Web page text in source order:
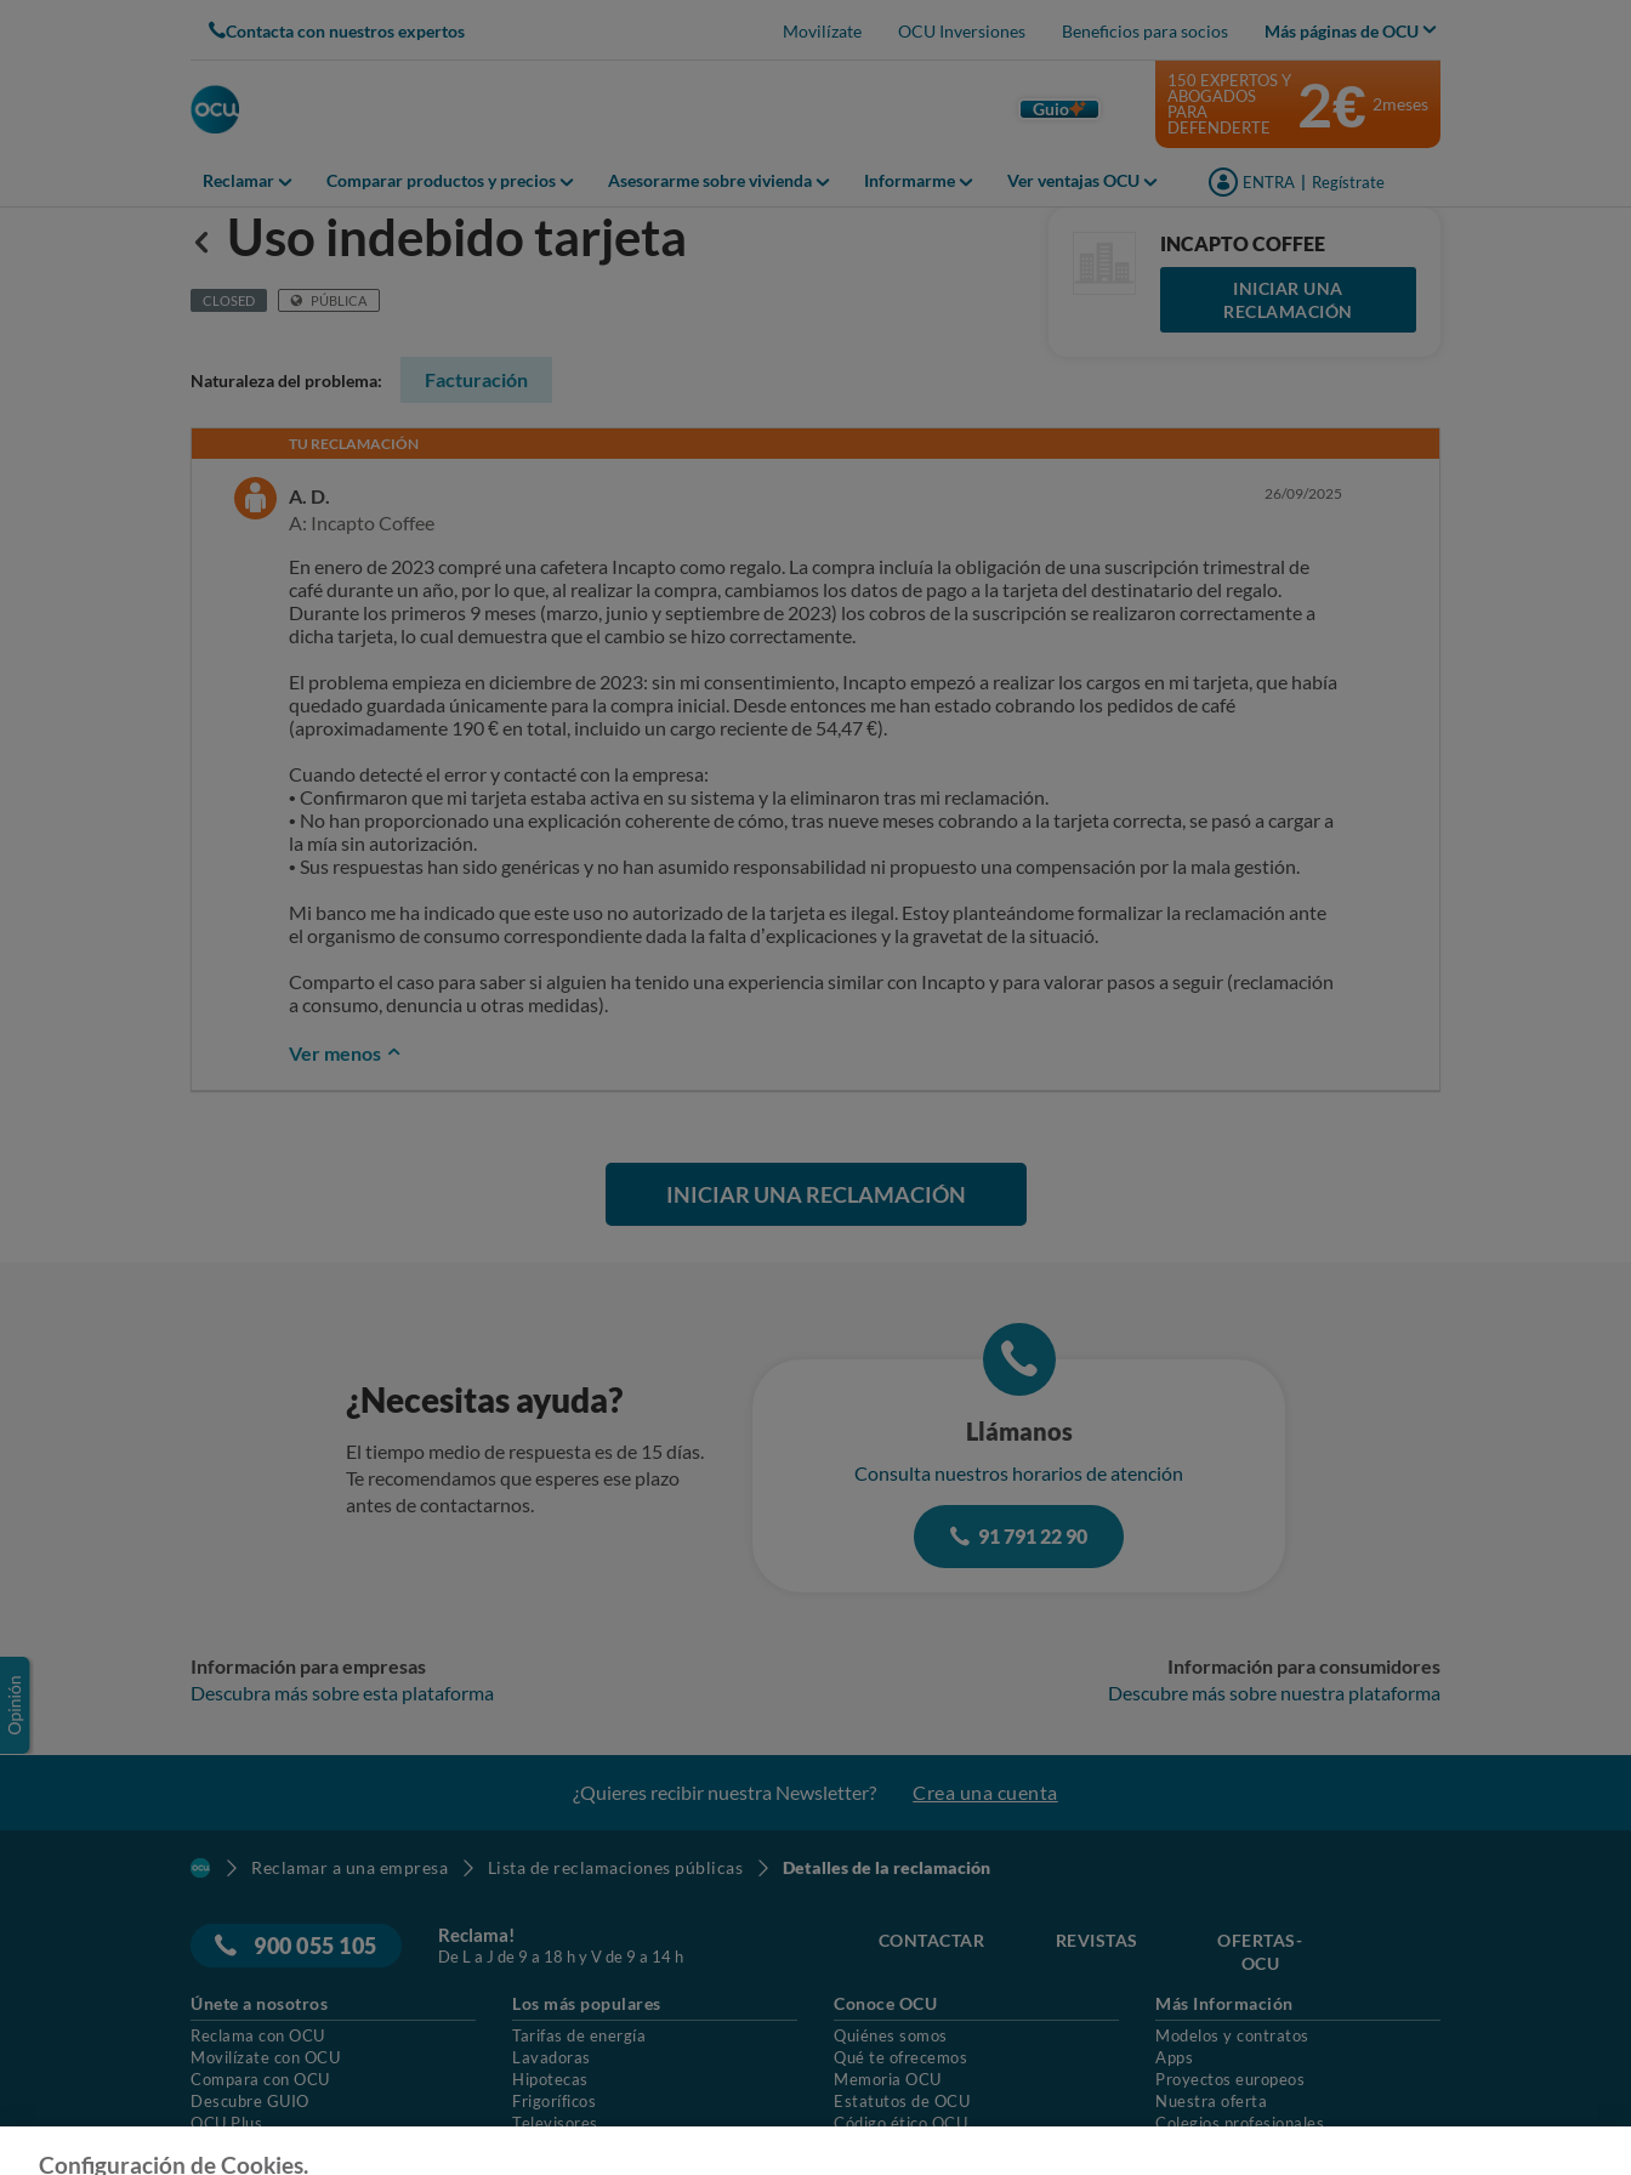
Contacta con nuestros expertos Movilízate OCU Inversiones Beneficios para socios Más páginas de OCU
Guio
Reclamar Comparar productos y precios Asesorarme sobre vivienda Informarme Ver ventajas OCU ENTRA Regístrate
150 EXPERTOS Y
ABOGADOS
PARA
DEFENDERTE
2€ 2meses
Anterior
Uso indebido tarjeta
CLOSED PÚBLICA
INCAPTO COFFEE
INICIAR UNA
RECLAMACIÓN
Naturaleza del problema: Facturación
TU RECLAMACIÓN
A. D.
A: Incapto Coffee
26/09/2025
En enero de 2023 compré una cafetera Incapto como regalo. La compra incluía la obligación de una suscripción trimestral de
café durante un año, por lo que, al realizar la compra, cambiamos los datos de pago a la tarjeta del destinatario del regalo.
Durante los primeros 9 meses (marzo, junio y septiembre de 2023) los cobros de la suscripción se realizaron correctamente a
dicha tarjeta, lo cual demuestra que el cambio se hizo correctamente.
El problema empieza en diciembre de 2023: sin mi consentimiento, Incapto empezó a realizar los cargos en mi tarjeta, que había
quedado guardada únicamente para la compra inicial. Desde entonces me han estado cobrando los pedidos de café
(aproximadamente 190 € en total, incluido un cargo reciente de 54,47 €).
Cuando detecté el error y contacté con la empresa:
• Confirmaron que mi tarjeta estaba activa en su sistema y la eliminaron tras mi reclamación.
• No han proporcionado una explicación coherente de cómo, tras nueve meses cobrando a la tarjeta correcta, se pasó a cargar a
la mía sin autorización.
• Sus respuestas han sido genéricas y no han asumido responsabilidad ni propuesto una compensación por la mala gestión.
Mi banco me ha indicado que este uso no autorizado de la tarjeta es ilegal. Estoy planteándome formalizar la reclamación ante
el organismo de consumo correspondiente dada la falta d’explicaciones y la gravetat de la situació.
Comparto el caso para saber si alguien ha tenido una experiencia similar con Incapto y para valorar pasos a seguir (reclamación
a consumo, denuncia u otras medidas).
Ver menos
INICIAR UNA RECLAMACIÓN
¿Necesitas ayuda?
El tiempo medio de respuesta es de 15 días.
Te recomendamos que esperes ese plazo
antes de contactarnos.
Llámanos
Consulta nuestros horarios de atención
91 791 22 90
Información para empresas
Descubra más sobre esta plataforma
Información para consumidores
Descubre más sobre nuestra plataforma
¿Quieres recibir nuestra Newsletter? Crea una cuenta
Reclamar a una empresa Lista de reclamaciones públicas Detalles de la reclamación
900 055 105 Reclama!
De L a J de 9 a 18 h y V de 9 a 14 h
CONTACTAR REVISTAS
OFERTAS-
OCU
Únete a nosotros
Reclama con OCU
Movilízate con OCU
Compara con OCU
Descubre GUIO
OCU Plus
Los más populares
Tarifas de energía
Lavadoras
Hipotecas
Frigoríficos
Televisores
Conoce OCU
Quiénes somos
Qué te ofrecemos
Memoria OCU
Estatutos de OCU
Código ético OCU
Más Información
Modelos y contratos
Apps
Proyectos europeos
Nuestra oferta
Colegios profesionales
Configuración de Cookies.